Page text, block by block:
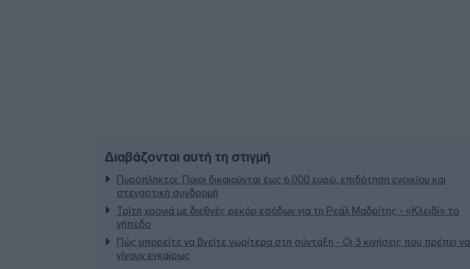
Διαβάζονται αυτή τη στιγμή
Πυρόπληκτοι: Ποιοι δικαιούνται έως 6.000 ευρώ, επιδότηση ενοικίου και
στεγαστική συνδρομή
Τρίτη χρονιά με διεθνές ρεκόρ εσόδων για τη Ρεάλ Μαδρίτης - «Κλειδί» το
γήπεδο
Πώς μπορείτε να βγείτε νωρίτερα στη σύνταξη - Οι 3 κινήσεις που πρέπει να
γίνουν εγκαίρως